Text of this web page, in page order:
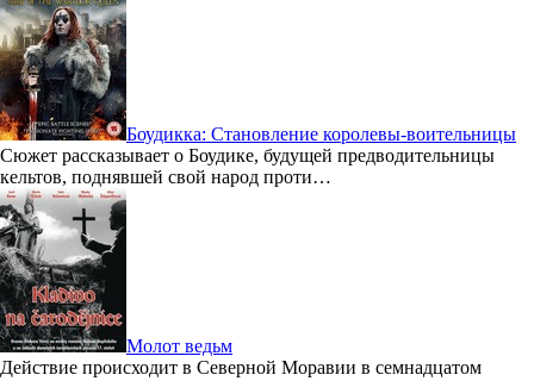
Боудикка: Становление королевы-воительницы
Сюжет рассказывает о Боудике, будущей предводительницы
кельтов, поднявшей свой народ проти…
Молот ведьм
Действие происходит в Северной Моравии в семнадцатом